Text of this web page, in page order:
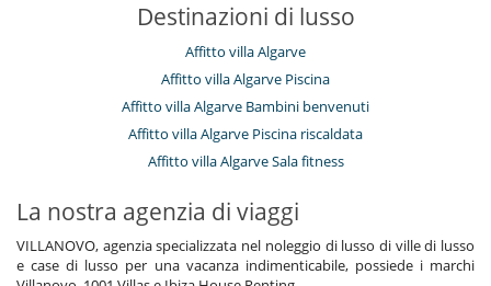
Destinazioni di lusso
Affitto villa Algarve
Affitto villa Algarve Piscina
Affitto villa Algarve Bambini benvenuti
Affitto villa Algarve Piscina riscaldata
Affitto villa Algarve Sala fitness
La nostra agenzia di viaggi
VILLANOVO, agenzia specializzata nel noleggio di lusso di ville di lusso
e case di lusso per una vacanza indimenticabile, possiede i marchi